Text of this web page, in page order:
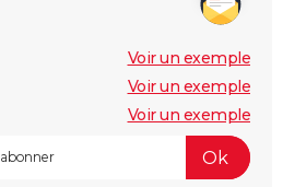
Voir un exemple
Voir un exemple
Voir un exemple